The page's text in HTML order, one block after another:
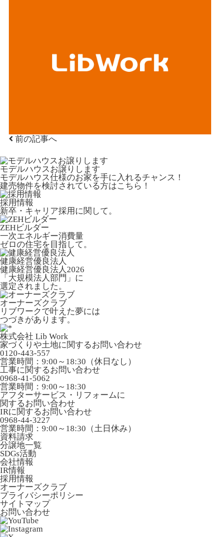
前の記事へ
モデルハウスお譲りします
モデルハウス仕様のお家を手に入れるチャンス！
建売物件を検討されている方はこちら！
採用情報
新卒・キャリア採用に関して。
ZEHビルダー
一次エネルギー消費量
ゼロの住宅を目指して。
健康経営優良法人
健康経営優良法人2026
「大規模法人部門」に
選定されました。
オーナーズクラブ
リブワークで叶えた夢には
つづきがあります。
株式会社 Lib Work
家づくりや土地に関するお問い合わせ
0120-443-557
営業時間：9:00～18:30（休日なし）
工事に関するお問い合わせ
0968-41-5062
営業時間：9:00～18:30
アフターサービス・リフォームに
関するお問い合わせ
IRに関するお問い合わせ
0968-44-3227
営業時間：9:00～18:30（土日休み）
資料請求
分譲地一覧
SDGs活動
会社情報
IR情報
採用情報
オーナーズクラブ
プライバシーポリシー
サイトマップ
お問い合わせ